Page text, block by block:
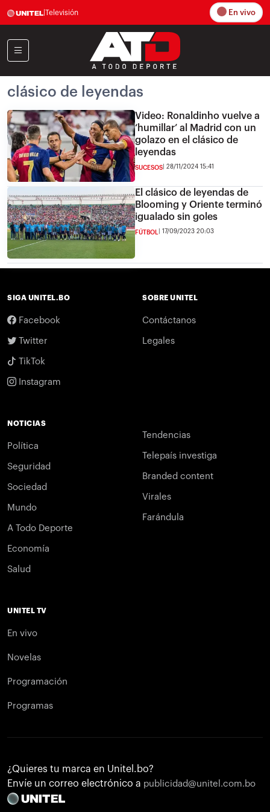
Televisión En vivo
clásico de leyendas
Video: Ronaldinho vuelve a
‘humillar’ al Madrid con un
golazo en el clásico de
leyendas
SUCESOS 28/11/2024 15:41
El clásico de leyendas de
Blooming y Oriente terminó
igualado sin goles
FÚTBOL 17/09/2023 20:03
SIGA UNITEL.BO
Facebook
Twitter
TikTok
Instagram
SOBRE UNITEL
Contáctanos
Legales
NOTICIAS
Política
Seguridad
Sociedad
Mundo
A Todo Deporte
Economía
Salud
Tendencias
Telepaís investiga
Branded content
Virales
Farándula
UNITEL TV
En vivo
Novelas
Programación
Programas
¿Quieres tu marca en Unitel.bo?
Envíe un correo electrónico a publicidad@unitel.com.bo